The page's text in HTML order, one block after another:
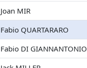
Joan MIR
Fabio QUARTARARO
Fabio DI GIANNANTONIO